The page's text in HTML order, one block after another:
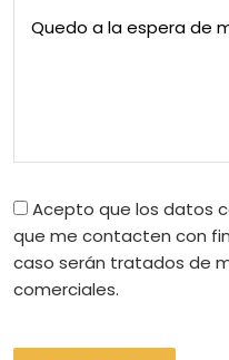
Acepto que los datos
que me contacten con
caso serán tratados de
comerciales.